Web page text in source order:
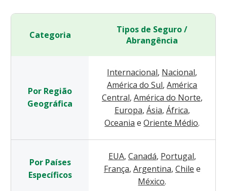
Categoria
Tipos de Seguro /
Abrangência
Por Região
Geográfica
Internacional, Nacional,
América do Sul, América
Central, América do Norte,
Europa, Ásia, África,
Oceania e Oriente Médio.
Por Países
Específicos
EUA, Canadá, Portugal,
França, Argentina, Chile e
México.